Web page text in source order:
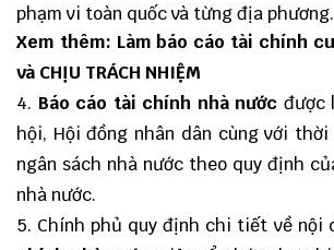
phạm vi toàn quốc và từng địa phương.
Xem thêm: Làm báo cáo tài chính
và CHỊU TRÁCH NHIỆM
4. Báo cáo tài chính nhà nước được
hội, Hội đồng nhân dân cùng với
ngân sách nhà nước theo quy định
nhà nước.
5. Chính phủ quy định chi tiết về nội